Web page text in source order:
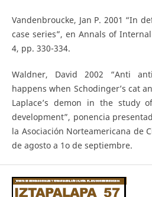
Vandenbroucke, Jan P. 2001 “In
case series”, en Annals of
4, pp. 330-334.
Waldner, David 2002 “Anti
happens when Schodinger’s cat
Laplace’s demon in the study
development”, ponencia
la Asociación Norteamericana de
de agosto a 1o de septiembre.